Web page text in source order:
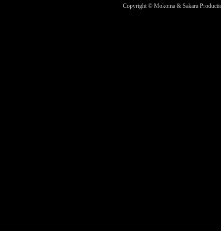
Copyright © Mokoma & Sakara